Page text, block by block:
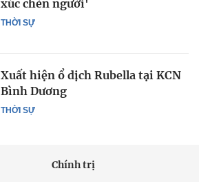
THỜI SỰ
xúc chèn người'
THỜI SỰ
Xuất hiện ổ dịch Rubella tại KCN
Bình Dương
Chính trị